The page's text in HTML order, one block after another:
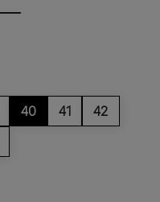
40 41
42